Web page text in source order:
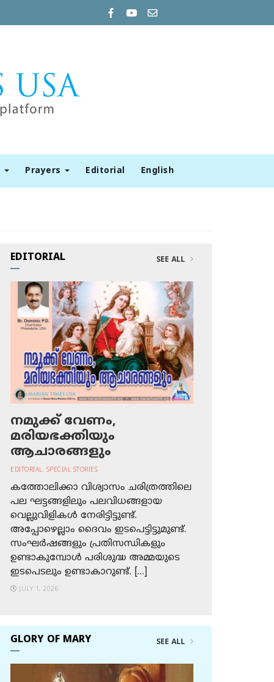
Prayers Editorial English
EDITORIAL SEE ALL
നമുക്ക് വേണം,
മരിയഭക്തിയും
ആചാരങ്ങളും
EDITORIAL, SPECIAL STORIES
കത്തോലിക്കാ വിശ്വാസം ചരിത്രത്തിലെ
പല ഘട്ടങ്ങളിലും പലവിധങ്ങളായ
വെല്ലുവിളികള്‍ നേരിട്ടിട്ടുണ്ട്.
അപ്പോഴെല്ലാം ദൈവം ഇടപെട്ടിട്ടുമുണ്ട്.
സംഘര്‍ഷങ്ങളും പ്രതിസന്ധികളും
ഉണ്ടാകുമ്പോള്‍ പരിശുദ്ധ അമ്മയുടെ
ഇടപെടലും ഉണ്ടാകാറുണ്ട്. […]
JULY 1, 2026
GLORY OF MARY SEE ALL